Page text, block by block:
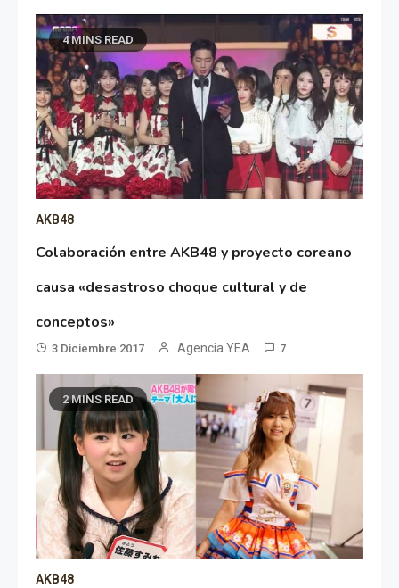
4 MINS READ
AKB48
Colaboración entre AKB48 y proyecto coreano
causa «desastroso choque cultural y de
conceptos»
3 Diciembre 2017 Agencia YEA 7
2 MINS READ
AKB48